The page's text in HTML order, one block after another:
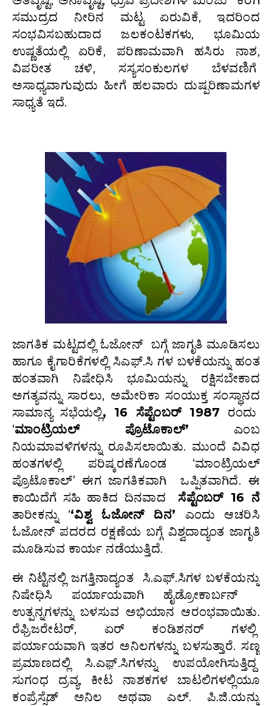
ಸಮುದ್ರದ ನೀರಿನ ಮಟ್ಟ ಏರುವಿಕೆ, ಇದರಿಂದ
ಸಂಭವಿಸಬಹುದಾದ ಜಲಕಂಟಕಗಳು, ಭೂಮಿಯ
ಉಷ್ಣತೆಯಲ್ಲಿ ಏರಿಕೆ, ಪರಿಣಾಮವಾಗಿ ಹಸಿರು ನಾಶ,
ವಿಪರೀತ ಚಳಿ, ಸಸ್ಯಸಂಕುಲಗಳ ಬೆಳವಣಿಗೆ
ಅಸಾಧ್ಯವಾಗುವುದು ಹೀಗೆ ಹಲವಾರು ದುಷ್ಪರಿಣಾಮಗಳ
ಸಾಧ್ಯತೆ ಇದೆ.
ಜಾಗತಿಕ ಮಟ್ಟದಲ್ಲಿ ಓಜೋನ್ ಬಗ್ಗೆ ಜಾಗೃತಿ ಮೂಡಿಸಲು
ಹಾಗೂ ಕೈಗಾರಿಕೆಗಳಲ್ಲಿ ಸಿಎಫ್.ಸಿ ಗಳ ಬಳಕೆಯನ್ನು ಹಂತ
ಹಂತವಾಗಿ ನಿಷೇಧಿಸಿ ಭೂಮಿಯನ್ನು ರಕ್ಷಿಸಬೇಕಾದ
ಅಗತ್ಯವನ್ನು ಸಾರಲು, ಅಮೇರಿಕಾ ಸಂಯುಕ್ತ ಸಂಸ್ಥಾನದ
ಸಾಮಾನ್ಯ ಸಭೆಯಲ್ಲಿ, 16 ಸೆಪ್ಟೆಂಬರ್ 1987 ರಂದು
‘ಮಾಂಟ್ರಿಯಲ್ ಪ್ರೊಟೊಕಾಲ್’ ಎಂಬ
ನಿಯಮಾವಳಿಗಳನ್ನು ರೂಪಿಸಲಾಯಿತು. ಮುಂದೆ ವಿವಿಧ
ಹಂತಗಳಲ್ಲಿ ಪರಿಷ್ಕರಣೆಗೊಂಡ ‘ಮಾಂಟ್ರಿಯಲ್
ಪ್ರೊಟೊಕಾಲ್’ ಈಗ ಜಾಗತಿಕವಾಗಿ ಒಪ್ಪಿತವಾಗಿದೆ. ಈ
ಕಾಯಿದೆಗೆ ಸಹಿ ಹಾಕಿದ ದಿನವಾದ ಸೆಪ್ಟೆಂಬರ್ 16 ನೆ
ತಾರೀಕನ್ನು ‘‘ವಿಶ್ವ ಓಜೋನ್ ದಿನ’ ಎಂದು ಆಚರಿಸಿ
ಓಜೋನ್ ಪದರದ ರಕ್ಷಣೆಯ ಬಗ್ಗೆ ವಿಶ್ವದಾದ್ಯಂತ ಜಾಗೃತಿ
ಮೂಡಿಸುವ ಕಾರ್ಯ ನಡೆಯುತ್ತಿದೆ.
ಈ ನಿಟ್ಟಿನಲ್ಲಿ ಜಗತ್ತಿನಾದ್ಯಂತ ಸಿ.ಎಫ್.ಸಿಗಳ ಬಳಕೆಯನ್ನು
ನಿಷೇಧಿಸಿ ಪರ್ಯಾಯವಾಗಿ ಹೈಡ್ರೋಕಾರ್ಬನ್
ಉತ್ಪನ್ನಗಳನ್ನು ಬಳಸುವ ಅಭಿಯಾನ ಆರಂಭವಾಯಿತು.
ರೆಫ್ರಿಜರೇಟರ್, ಏರ್ ಕಂಡಿಶನರ್ ಗಳಲ್ಲಿ
ಪರ್ಯಾಯವಾಗಿ ಇತರ ಅನಿಲಗಳನ್ನು ಬಳಸುತ್ತಾರೆ. ಸಣ್ಣ
ಪ್ರಮಾಣದಲ್ಲಿ ಸಿ.ಎಫ಼್.ಸಿಗಳನ್ನು ಉಪಯೋಗಿಸುತ್ತಿದ್ದ
ಸುಗಂಧ ದ್ರವ್ಯ, ಕೀಟ ನಾಶಕಗಳ ಬಾಟಲಿಗಳಲ್ಲಿಯೂ
ಕಂಪ್ರೆಸ್ಸೆಡ್ ಅನಿಲ ಅಥವಾ ಎಲ್. ಪಿ.ಜಿ.ಯನ್ನು